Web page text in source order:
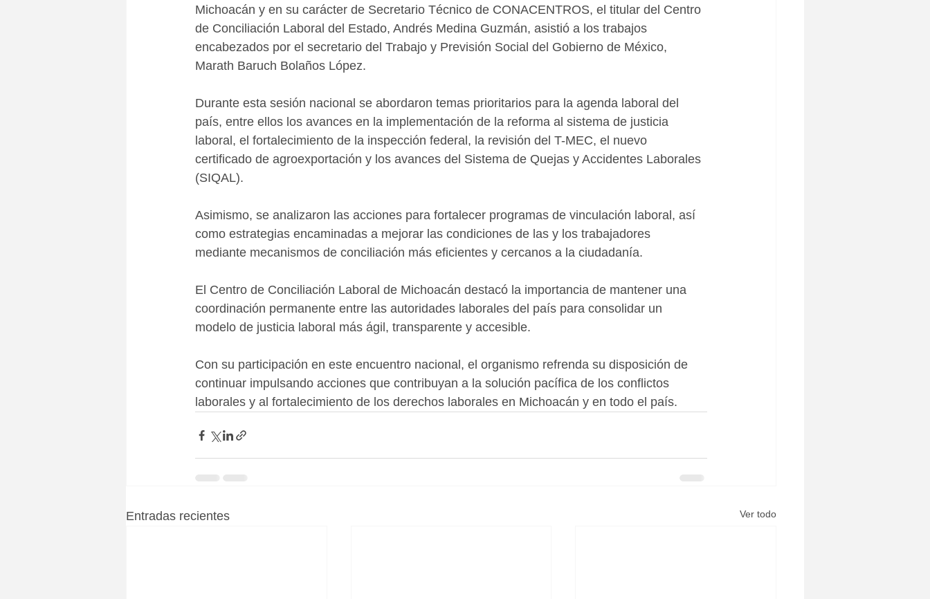
Michoacán y en su carácter de Secretario Técnico de CONACENTROS, el titular del Centro
de Conciliación Laboral del Estado, Andrés Medina Guzmán, asistió a los trabajos
encabezados por el secretario del Trabajo y Previsión Social del Gobierno de México,
Marath Baruch Bolaños López.
Durante esta sesión nacional se abordaron temas prioritarios para la agenda laboral del
país, entre ellos los avances en la implementación de la reforma al sistema de justicia
laboral, el fortalecimiento de la inspección federal, la revisión del T-MEC, el nuevo
certificado de agroexportación y los avances del Sistema de Quejas y Accidentes Laborales
(SIQAL).
Asimismo, se analizaron las acciones para fortalecer programas de vinculación laboral, así
como estrategias encaminadas a mejorar las condiciones de las y los trabajadores
mediante mecanismos de conciliación más eficientes y cercanos a la ciudadanía.
El Centro de Conciliación Laboral de Michoacán destacó la importancia de mantener una
coordinación permanente entre las autoridades laborales del país para consolidar un
modelo de justicia laboral más ágil, transparente y accesible.
Con su participación en este encuentro nacional, el organismo refrenda su disposición de
continuar impulsando acciones que contribuyan a la solución pacífica de los conflictos
laborales y al fortalecimiento de los derechos laborales en Michoacán y en todo el país.
Entradas recientes Ver todo